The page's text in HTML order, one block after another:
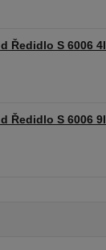
Ředidlo S 6006 4l
Ředidlo S 6006 9l